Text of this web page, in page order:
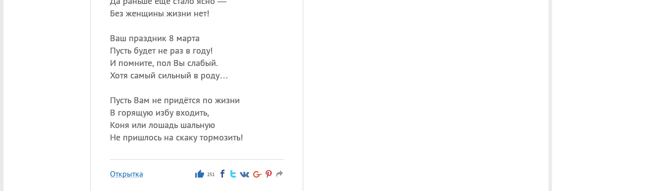
Без женщины жизни нет!
Ваш праздник 8 марта
Пусть будет не раз в году!
И помните, пол Вы слабый.
Хотя самый сильный в роду…
Пусть Вам не придётся по жизни
В горящую избу входить,
Коня или лошадь шальную
Не пришлось на скаку тормозить!
Открытка 251